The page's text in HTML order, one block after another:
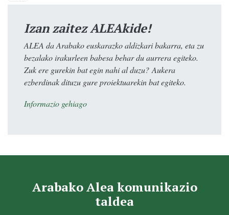
Izan zaitez ALEAkide!
ALEA da Arabako euskarazko aldizkari bakarra, eta zu
bezalako irakurleen babesa behar du aurrera egiteko.
Zuk ere gurekin bat egin nahi al duzu? Aukera
ezberdinak dituzu gure proiektuarekin bat egiteko.
Informazio gehiago
Arabako Alea komunikazio
taldea